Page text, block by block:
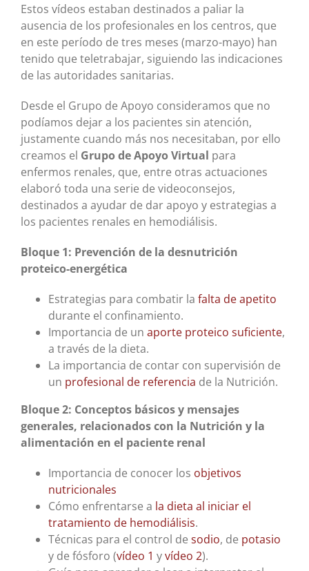
Estos vídeos estaban destinados a paliar la
ausencia de los profesionales en los centros, que
en este período de tres meses (marzo-mayo) han
tenido que teletrabajar, siguiendo las indicaciones
de las autoridades sanitarias.
Desde el Grupo de Apoyo consideramos que no
podíamos dejar a los pacientes sin atención,
justamente cuando más nos necesitaban, por ello
creamos el Grupo de Apoyo Virtual para
enfermos renales, que, entre otras actuaciones
elaboró toda una serie de videoconsejos,
destinados a ayudar de dar apoyo y estrategias a
los pacientes renales en hemodiálisis.
Bloque 1: Prevención de la desnutrición
proteico-energética
Estrategias para combatir la falta de apetito
durante el confinamiento.
Importancia de un aporte proteico suficiente,
a través de la dieta.
La importancia de contar con supervisión de
un profesional de referencia de la Nutrición.
Bloque 2: Conceptos básicos y mensajes
generales, relacionados con la Nutrición y la
alimentación en el paciente renal
Importancia de conocer los objetivos
nutricionales
Cómo enfrentarse a la dieta al iniciar el
tratamiento de hemodiálisis.
Técnicas para el control de sodio, de potasio
y de fósforo (vídeo 1 yvídeo 2).